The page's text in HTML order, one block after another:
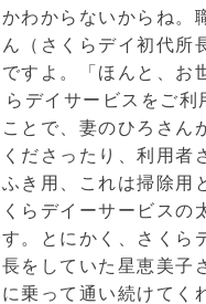
わからないからね。
（さくらデイ初代所
すよ。「ほんと、お
デイサービスをご利
とで、妻のひろさん
ださったり、利用者
き用、これは掃除用
らデイーサービスの
。とにかく、さくら
をしていた星恵美子
乗って通い続けてく